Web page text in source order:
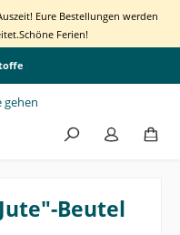
Eure Bestellungen werden
Schöne Ferien!
Beutel